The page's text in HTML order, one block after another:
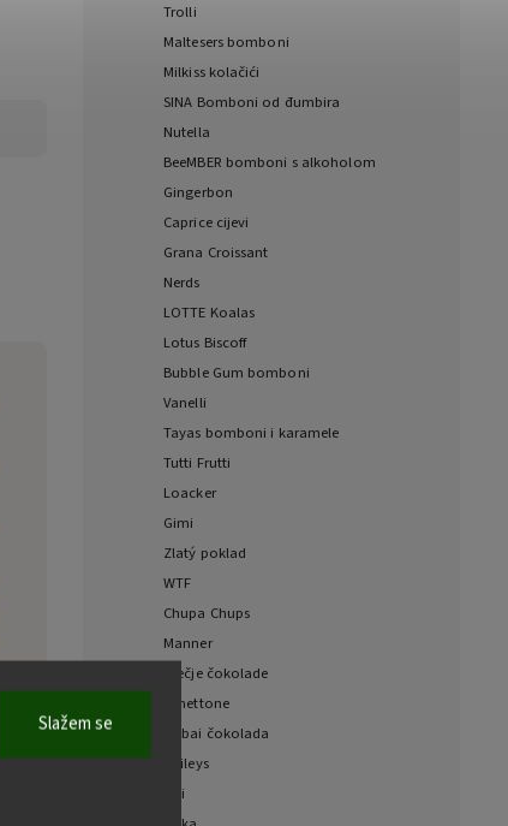
Slažem se
Trolli
Maltesers bomboni
Milkiss kolačići
SINA Bomboni od đumbira
Nutella
BeeMBER bomboni s alkoholom
Gingerbon
Caprice cijevi
Grana Croissant
Nerds
LOTTE Koalas
Lotus Biscoff
Bubble Gum bomboni
Vanelli
Tayas bomboni i karamele
Tutti Frutti
Loacker
Gimi
Zlatý poklad
WTF
Chupa Chups
Manner
Dječje čokolade
Panettone
Dubai čokolada
Baileys
Fizi